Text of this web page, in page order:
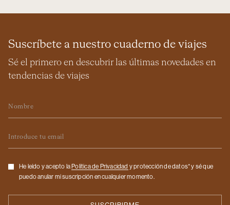
Suscríbete a nuestro cuaderno de viajes
Sé el primero en descubrir las últimas novedades en
tendencias de viajes
Checkbox
He leído y acepto la Politica de Privacidad y protección de datos* y sé que
puedo anular mi suscripción en cualquier momento.